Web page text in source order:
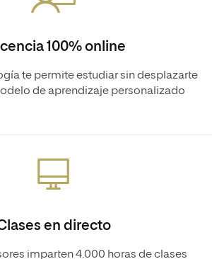
100% online
te permite estudiar sin desplazarte
de aprendizaje personalizado
en directo
imparten 4.000 horas de clases